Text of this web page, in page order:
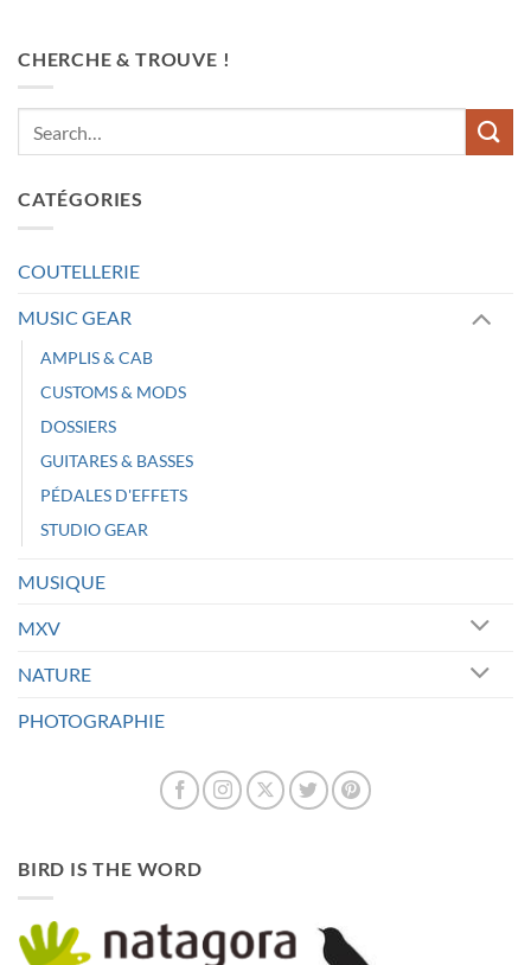
CHERCHE & TROUVE !
CATÉGORIES
COUTELLERIE
MUSIC GEAR
AMPLIS & CAB
CUSTOMS & MODS
DOSSIERS
GUITARES & BASSES
PÉDALES D'EFFETS
STUDIO GEAR
MUSIQUE
MXV
NATURE
PHOTOGRAPHIE
BIRD IS THE WORD